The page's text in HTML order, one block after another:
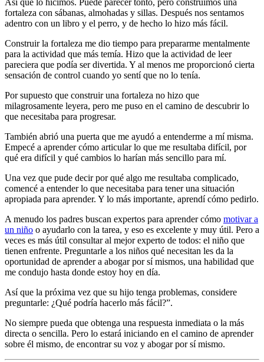
fortaleza con sábanas, almohadas y sillas. Después nos sentamos
adentro con un libro y el perro, y de hecho lo hizo más fácil.
Construir la fortaleza me dio tiempo para prepararme mentalmente
para la actividad que más temía. Hizo que la actividad de leer
pareciera que podía ser divertida. Y al menos me proporcionó cierta
sensación de control cuando yo sentí que no lo tenía.
Por supuesto que construir una fortaleza no hizo que
milagrosamente leyera, pero me puso en el camino de descubrir lo
que necesitaba para progresar.
También abrió una puerta que me ayudó a entenderme a mí misma.
Empecé a aprender cómo articular lo que me resultaba difícil, por
qué era difícil y qué cambios lo harían más sencillo para mí.
Una vez que pude decir por qué algo me resultaba complicado,
comencé a entender lo que necesitaba para tener una situación
apropiada para aprender. Y lo más importante, aprendí cómo pedirlo.
A menudo los padres buscan expertos para aprender cómo motivar a
un niño o ayudarlo con la tarea, y eso es excelente y muy útil. Pero a
veces es más útil consultar al mejor experto de todos: el niño que
tienen enfrente. Preguntarle a los niños qué necesitan les da la
oportunidad de aprender a abogar por sí mismos, una habilidad que
me condujo hasta donde estoy hoy en día.
Así que la próxima vez que su hijo tenga problemas, considere
preguntarle: ¿Qué podría hacerlo más fácil?”.
No siempre pueda que obtenga una respuesta inmediata o la más
directa o sencilla. Pero lo estará iniciando en el camino de aprender
sobre él mismo, de encontrar su voz y abogar por sí mismo.